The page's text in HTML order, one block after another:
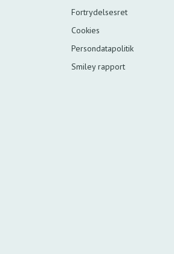
Fortrydelsesret
Cookies
Persondatapolitik
Smiley rapport